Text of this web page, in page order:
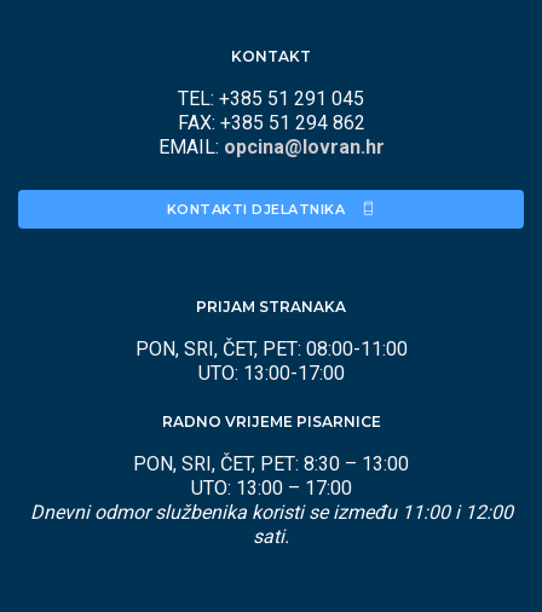
KONTAKT
TEL: +385 51 291 045
FAX: +385 51 294 862
EMAIL: opcina@lovran.hr
KONTAKTI DJELATNIKA
PRIJAM STRANAKA
PON, SRI, ČET, PET: 08:00-11:00
UTO: 13:00-17:00
RADNO VRIJEME PISARNICE
PON, SRI, ČET, PET: 8:30 – 13:00
UTO: 13:00 – 17:00
Dnevni odmor službenika koristi se između 11:00 i 12:00
sati.